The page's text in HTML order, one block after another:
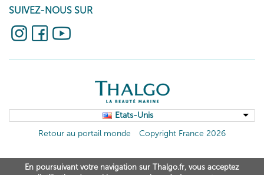
SUIVEZ-NOUS SUR
Etats-Unis
Retour au portail monde
Copyright France 2026
En poursuivant votre navigation sur Thalgo.fr, vous acceptez